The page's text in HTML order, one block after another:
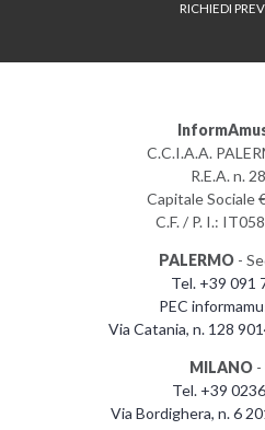
RICHIEDI
C.C.I.A.A.
R.E.A. n.
Capitale Sociale
C.F. / P. I.:
PALERMO-
Tel. +39 091
PEC
Via Catania, n. 128
MILANO
Tel. +39
Via Bordighera, n. 6